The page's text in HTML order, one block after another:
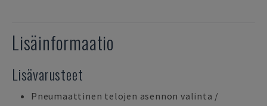
Lisäinformaatio
Lisävarusteet
Pneumaattinen telojen asennon valinta /